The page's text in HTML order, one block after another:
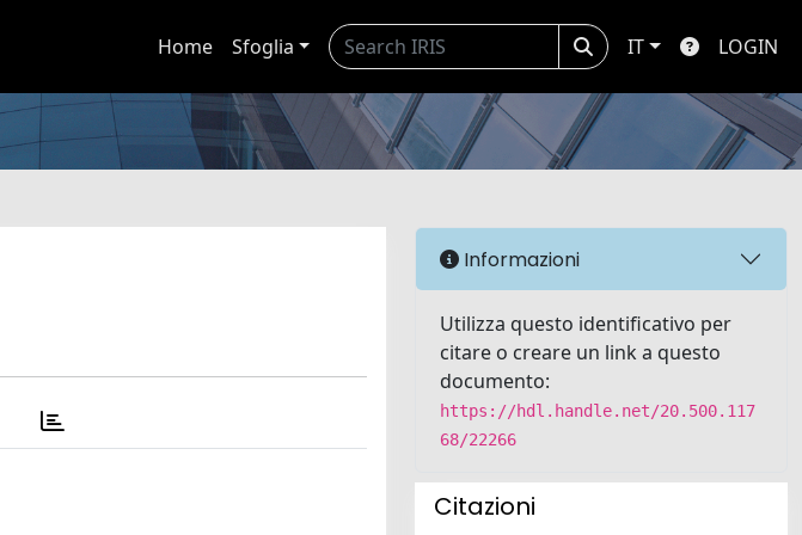
Home Sfoglia IT LOGIN
Informazioni
Utilizza questo identificativo per
citare o creare un link a questo
documento:
https://hdl.handle.net/20.500.117
68/22266
Citazioni